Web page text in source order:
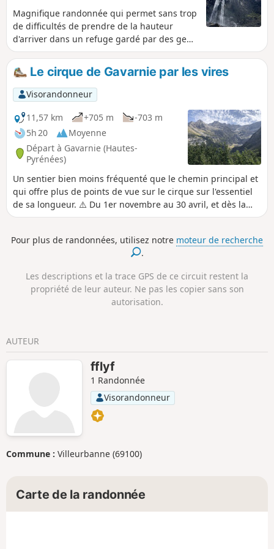
Magnifique randonnée qui permet sans trop
de difficultés de prendre de la hauteur
d'arriver dans un refuge gardé par des gens
bien sympathiques. De faire une boucle
dont le retour par un chemin en balcon taillé
dans la roche nous offre des vues
splendides.
Le cirque de Gavarnie par les vires
Visorandonneur
11,57 km
+705 m
-703 m
5h 20
Moyenne
Départ à Gavarnie (Hautes-
Pyrénées)
Un sentier bien moins fréquenté que le chemin principal et
qui offre plus de points de vue sur le cirque sur l'essentiel
de sa longueur. ⚠️ Du 1er novembre au 30 avril, et dès la
mise en place de la zone de quiétude, l’usage du tracé
réglementation du Parc national : contravention de 4ᵉ
catégorie prévue par : R.331-65 3° — “Trouble volontaire de
(amende 750 €). » ⚠️ CHIENS INTERDITS entre 2-3-4 et 5.
Merci de vous renseigner avant tout départ auprès de
l'Office de Tourisme de Gavarnie : 05 62 92 49 10.
Pour plus de randonnées, utilisez notre moteur de recherche
.
Les descriptions et la trace GPS de ce circuit restent la
propriété de leur auteur. Ne pas les copier sans son
autorisation.
AUTEUR
fflyf
1 Randonnée
Visorandonneur
Commune : Villeurbanne (69100)
Carte de la randonnée